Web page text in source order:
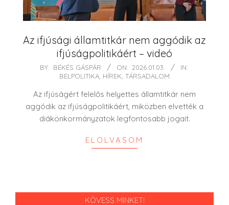
Az ifjúsági államtitkár nem aggódik az
ifjúságpolitikáért – videó
2026-BY: BÉKÉS GÁSPÁR ON: 2026.01.03.
IN:
BELPOLITIKA, HÍREK, TÁRSADALOM
Az ifjúságért felelős helyettes államtitkár nem
aggódik az ifjúságpolitikáért, miközben elvették a
diákönkormányzatok legfontosabb jogait.
ELOLVASOM
KÖVESS MINKET!